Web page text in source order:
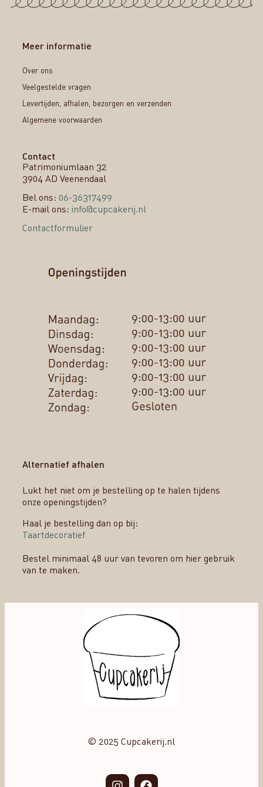
Meer informatie
Over ons
Veelgestelde vragen
Levertijden, afhalen, bezorgen en verzenden
Algemene voorwaarden
Contact
Patrimoniumlaan 32
3904 AD Veenendaal
Bel ons: 06-36317499
E-mail ons: info@cupcakerij.nl
Contactformulier
Alternatief afhalen
Lukt het niet om je bestelling op te halen tijdens
onze openingstijden?
Haal je bestelling dan op bij:
Taartdecoratief
Bestel minimaal 48 uur van tevoren om hier gebruik
van te maken.
© 2025 Cupcakerij.nl